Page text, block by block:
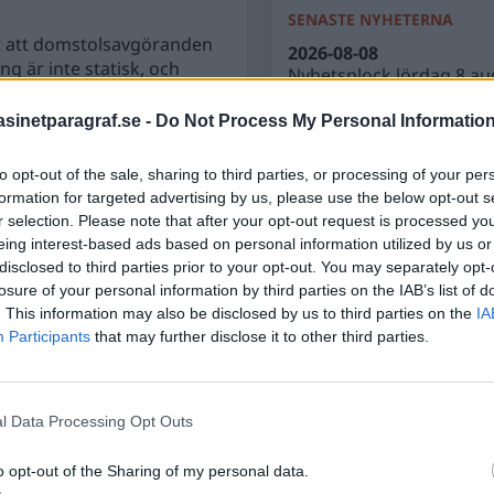
- Do Not Process My Personal Information
opt-out of the sale, sharing to third parties, or processing of your
for targeted advertising by us, please use the below opt-out
selection. Please note that after your opt-out request is processed
interest-based ads based on personal information utilized by us
to third parties prior to your opt-out. You may separately
of your personal information by third parties on the IAB’s list of
This information may also be disclosed by us to third parties on the
Participants that may further disclose it to other third parties.
Data Processing Opt Outs
opt-out of the Sharing of my personal data.
domstolsavgöranden
är inte statisk, och
Men
använder
av en fällande
kärna.
SENASTE NYHETERNA
Nyhetsplock lördag 8
2026-08-08
Varför skyddar
2026-08-07
Nyhetsplock fredag 7
2026-08-07
Döda pensionärer är ett
nästa aktieutdelning
2026-08-06
Nyhetsplock torsdag 6
2026-08-06